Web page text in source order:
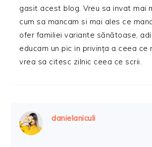
gasit acest blog. Vreu sa invat mai
cum sa mancam si mai ales ce
ofer familiei variante sănătoase,
educam un pic in privința a ceea ce
vrea sa citesc zilnic ceea ce scrii.
danielaniculi